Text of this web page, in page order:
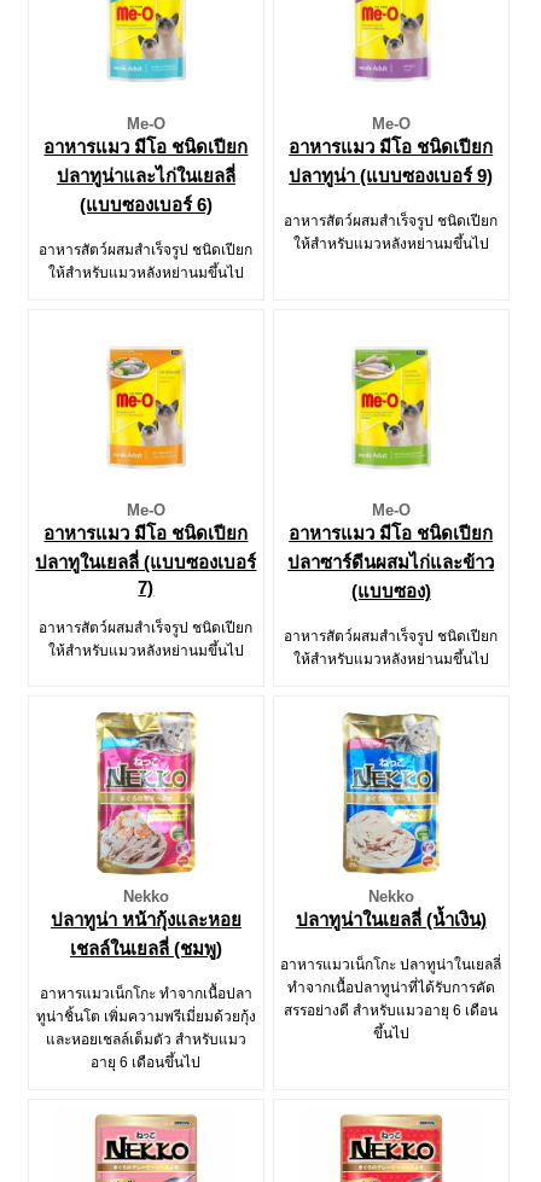
Me-O
อาหารแมว มีโอ ชนิดเปียก
ปลาทูน่าและไก่ในเยลลี่
(แบบซองเบอร์ 6)
อาหารสัตว์ผสมสำเร็จรูป ชนิดเปียก
ให้สำหรับแมวหลังหย่านมขึ้นไป
Me-O
อาหารแมว มีโอ ชนิดเปียก
ปลาทูน่า (แบบซองเบอร์ 9)
อาหารสัตว์ผสมสำเร็จรูป ชนิดเปียก
ให้สำหรับแมวหลังหย่านมขึ้นไป
Me-O
อาหารแมว มีโอ ชนิดเปียก
ปลาทูในเยลลี่ (แบบซองเบอร์
7)
อาหารสัตว์ผสมสำเร็จรูป ชนิดเปียก
ให้สำหรับแมวหลังหย่านมขึ้นไป
Me-O
อาหารแมว มีโอ ชนิดเปียก
ปลาซาร์ดีนผสมไก่และข้าว
(แบบซอง)
อาหารสัตว์ผสมสำเร็จรูป ชนิดเปียก
ให้สำหรับแมวหลังหย่านมขึ้นไป
Nekko
ปลาทูน่า หน้ากุ้งและหอย
เชลล์ในเยลลี่ (ชมพู)
อาหารแมวเน็กโกะ ทำจากเนื้อปลา
ทูน่าชิ้นโต เพิ่มความพรีเมี่ยมด้วยกุ้ง
และหอยเชลล์เต็มตัว สำหรับแมว
อายุ 6 เดือนขึ้นไป
Nekko
ปลาทูน่าในเยลลี่ (น้ำเงิน)
อาหารแมวเน็กโกะ ปลาทูน่าในเยลลี่
ทำจากเนื้อปลาทูน่าที่ได้รับการคัด
สรรอย่างดี สำหรับแมวอายุ 6 เดือน
ขึ้นไป